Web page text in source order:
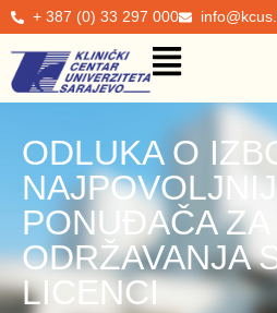
+ 387 (0) 33 297 000
ODLUKA O
PONUĐAČA
ODRŽAVANJA
LICENCI